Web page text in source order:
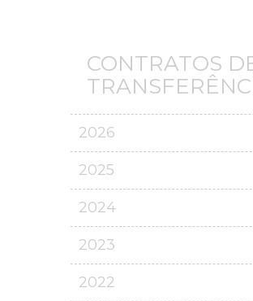
CONTRATOS
2026
2025
2024
2023
2022